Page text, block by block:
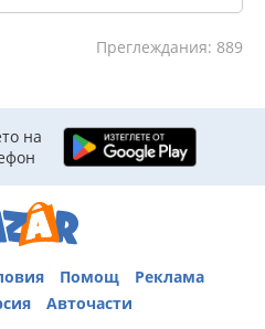
Преглеждания: 889
на
Помощ
Реклама
Авточасти